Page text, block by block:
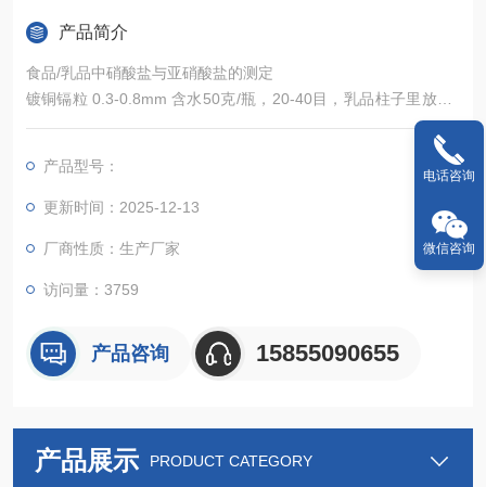
产品简介
食品/乳品中硝酸盐与亚硝酸盐的测定
镀铜镉粒 0.3-0.8mm 含水50克/瓶，20-40目，乳品柱子里放1-2
瓶，食品柱子3-4瓶
产品型号：
更新时间：2025-12-13
厂商性质：生产厂家
访问量：3759
产品咨询 15855090655
产品展示 PRODUCT CATEGORY
电话咨询
微信咨询